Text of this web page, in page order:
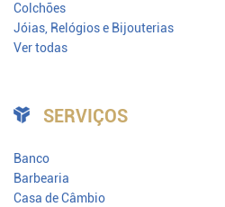
Colchões
Jóias, Relógios e Bijouterias
Ver todas
SERVIÇOS
Banco
Barbearia
Casa de Câmbio